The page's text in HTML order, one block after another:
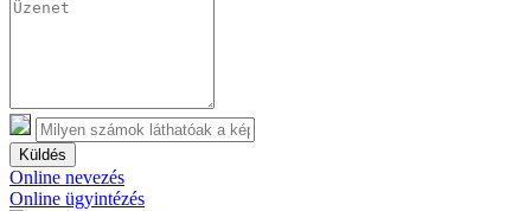
Küldés
Online nevezés
Online ügyintézés